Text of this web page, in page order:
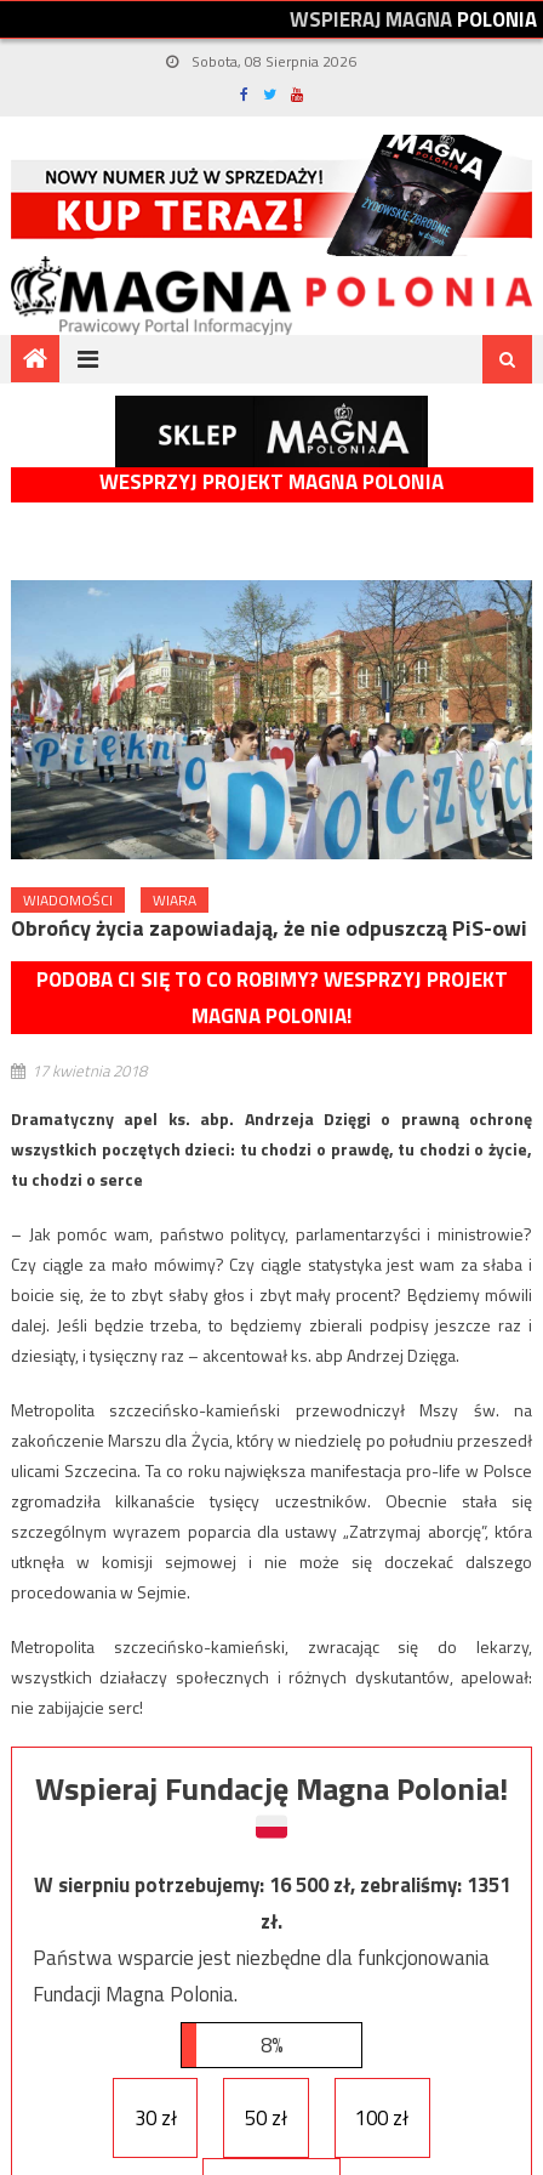
WSPIERAJMAGNAPOLONIA
Sobota, 08 Sierpnia 2026
WESPRZYJ PROJEKT MAGNA POLONIA
WIADOMOŚCI WIARA
Obrońcy życia zapowiadają, że nie odpuszczą PiS-owi
PODOBA CI SIĘ TO CO ROBIMY? WESPRZYJ PROJEKT
MAGNA POLONIA!
17 kwietnia 2018
Dramatyczny apel ks. abp. Andrzeja Dzięgi o prawną ochronę
wszystkich poczętych dzieci: tu chodzi o prawdę, tu chodzi o życie,
tu chodzi o serce
– Jak pomóc wam, państwo politycy, parlamentarzyści i ministrowie?
Czy ciągle za mało mówimy? Czy ciągle statystyka jest wam za słaba i
boicie się, że to zbyt słaby głos i zbyt mały procent? Będziemy mówili
dalej. Jeśli będzie trzeba, to będziemy zbierali podpisy jeszcze raz i
dziesiąty, i tysięczny raz – akcentował ks. abp Andrzej Dzięga.
Metropolita szczecińsko-kamieński przewodniczył Mszy św. na
zakończenie Marszu dla Życia, który w niedzielę po południu przeszedł
ulicami Szczecina. Ta co roku największa manifestacja pro-life w Polsce
zgromadziła kilkanaście tysięcy uczestników. Obecnie stała się
szczególnym wyrazem poparcia dla ustawy „Zatrzymaj aborcję”, która
utknęła w komisji sejmowej i nie może się doczekać dalszego
procedowania w Sejmie.
Metropolita szczecińsko-kamieński, zwracając się do lekarzy,
wszystkich działaczy społecznych i różnych dyskutantów, apelował:
nie zabijajcie serc!
Wspieraj Fundację Magna Polonia!
W sierpniu potrzebujemy:16 500zł, zebraliśmy:1351
zł.
Państwa wsparcie jest niezbędne dla funkcjonowania
Fundacji Magna Polonia.
8%
30 zł 50 zł 100 zł